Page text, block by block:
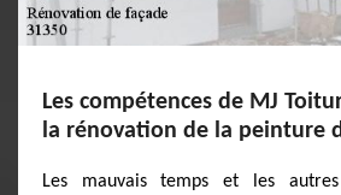
Les compétences de MJ
la rénovation de la peinture
Les mauvais temps et les